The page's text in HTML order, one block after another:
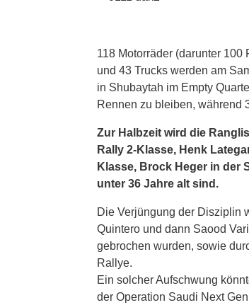
118 Motorräder (darunter
und 43 Trucks werden am
in Shubaytah im Empty
Rennen zu bleiben, während
Zur Halbzeit wird die
Rally 2-Klasse, Henk
Klasse, Brock Heger in der
unter 36 Jahre alt sind.
Die Verjüngung der Disziplin
Quintero und dann Saood
gebrochen wurden, sowie
Rallye.
Ein solcher Aufschwung
der Operation Saudi Next